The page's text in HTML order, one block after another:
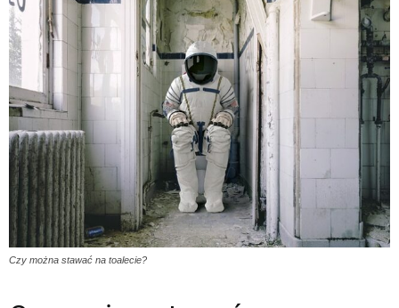
Czy można stawać na toalecie?